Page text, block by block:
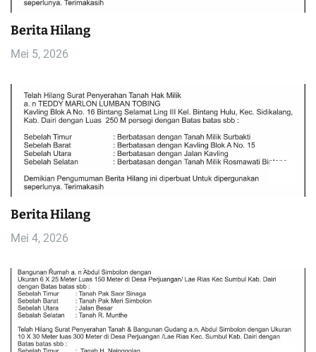
o
s
Berita Hilang
Mei 5, 2026
Berita Hilang
Mei 4, 2026